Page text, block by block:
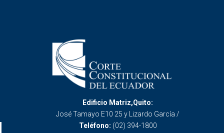
Edificio Matriz,Quito:
José Tamayo E10 25 y Lizardo García /
Teléfono: (02) 394-1800